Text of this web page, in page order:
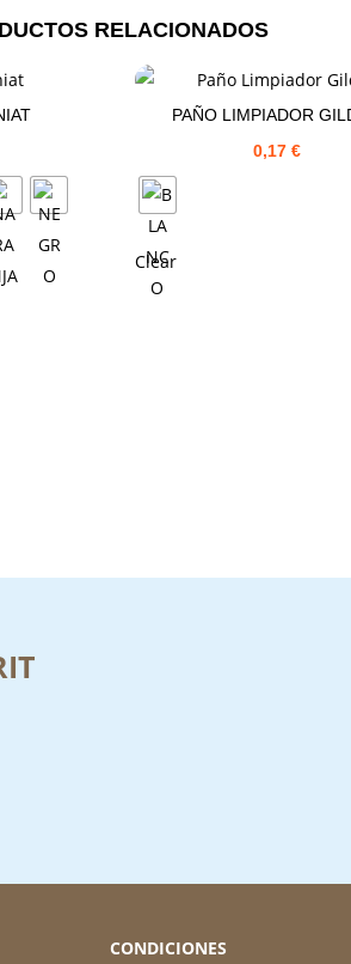
RELACIONADOS
PAÑO LIMPIADOR
0,17€
Clear
CONDICIONES